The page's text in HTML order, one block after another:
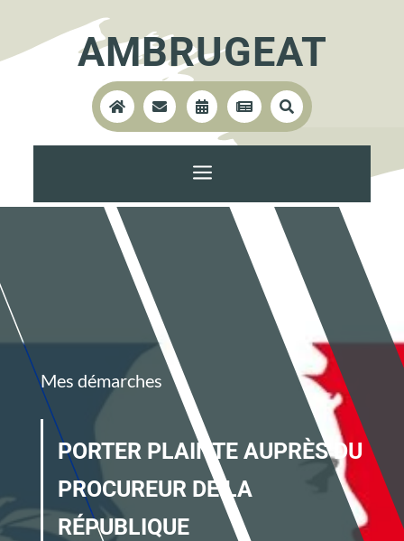
AMBRUGEAT
    
a
Mes démarches
PORTER PLAINTE AUPRÈS DU
PROCUREUR DE LA
RÉPUBLIQUE